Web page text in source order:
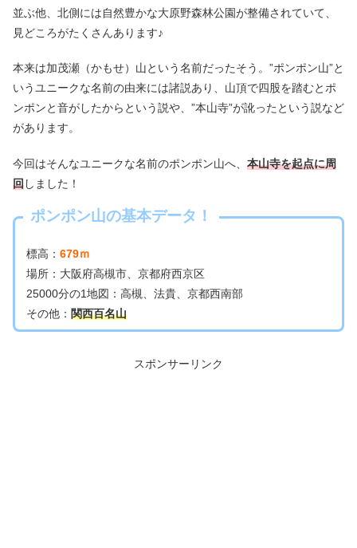
並ぶ他、北側には自然豊かな大原野森林公園が整備されていて、
見どころがたくさんあります♪
本来は加茂瀬（かもせ）山という名前だったそう。”ポンポン山”と
いうユニークな名前の由来には諸説あり、山頂で四股を踏むとポ
ンポンと音がしたからという説や、”本山寺”が訛ったという説など
があります。
今回はそんなユニークな名前のポンポン山へ、 本山寺を起点に周
回しました！
ポンポン山の基本データ！
標高： 679ｍ
場所：大阪府高槻市、京都府西京区
25000分の1地図：高槻、法貴、京都西南部
その他： 関西百名山
スポンサーリンク